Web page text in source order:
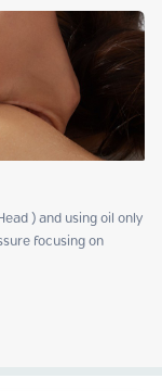
) and using oil only
focusing on